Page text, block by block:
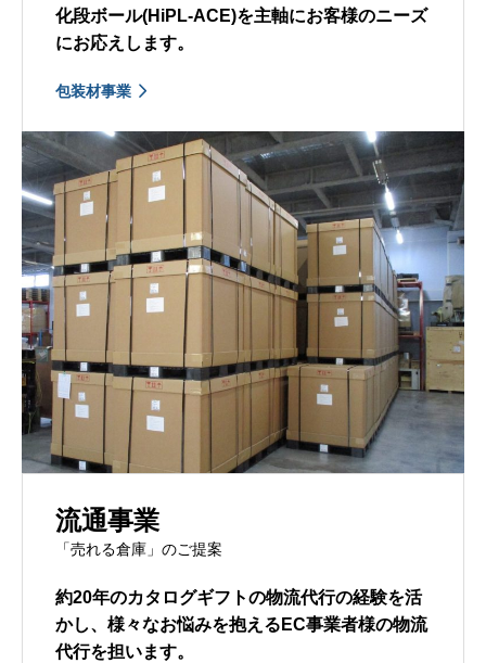
化段ボール(HiPL-ACE)を主軸にお客様のニーズ
にお応えします。
包装材事業
流通事業
「売れる倉庫」のご提案
約20年のカタログギフトの物流代行の経験を活
かし、様々なお悩みを抱えるEC事業者様の物流
代行を担います。